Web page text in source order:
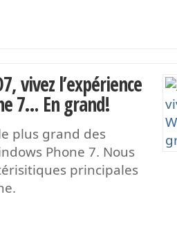
vivez l’expérience
7… En grand!
plus grand des
Phone 7. Nous
principales